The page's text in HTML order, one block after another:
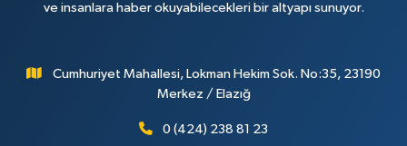
ve insanlara haber okuyabilecekleri bir altyapı sunuyor.
Cumhuriyet Mahallesi, Lokman Hekim Sok. No:35, 23190
Merkez / Elazığ
0 (424) 238 81 23